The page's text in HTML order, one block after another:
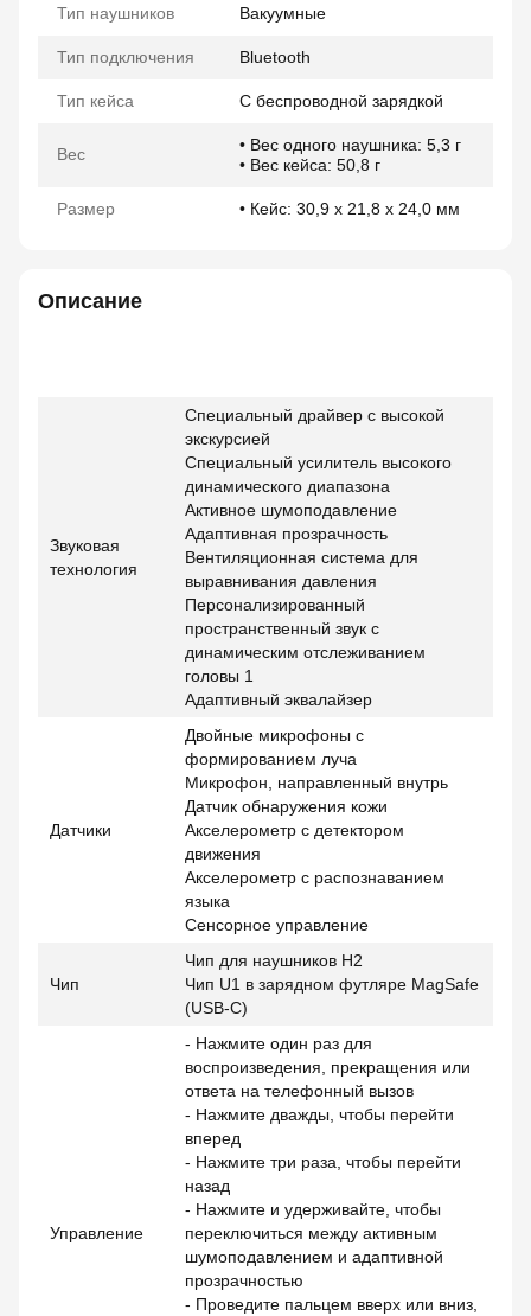
Тип наушников Вакуумные
Тип подключения Bluetooth
Тип кейса С беспроводной зарядкой
Вес
• Вес одного наушника: 5,3 г
• Вес кейса: 50,8 г
Размер • Кейс: 30,9 x 21,8 x 24,0 мм
Описание
Звуковая
технология
Специальный драйвер с высокой
экскурсией
Специальный усилитель высокого
динамического диапазона
Активное шумоподавление
Адаптивная прозрачность
Вентиляционная система для
выравнивания давления
Персонализированный
пространственный звук с
динамическим отслеживанием
головы 1
Адаптивный эквалайзер
Датчики
Двойные микрофоны с
формированием луча
Микрофон, направленный внутрь
Датчик обнаружения кожи
Акселерометр с детектором
движения
Акселерометр с распознаванием
языка
Сенсорное управление
Чип
Чип для наушников H2
Чип U1 в зарядном футляре MagSafe
(USB‑C)
Управление
- Нажмите один раз для
воспроизведения, прекращения или
ответа на телефонный вызов
- Нажмите дважды, чтобы перейти
вперед
- Нажмите три раза, чтобы перейти
назад
- Нажмите и удерживайте, чтобы
переключиться между активным
шумоподавлением и адаптивной
прозрачностью
- Проведите пальцем вверх или вниз,